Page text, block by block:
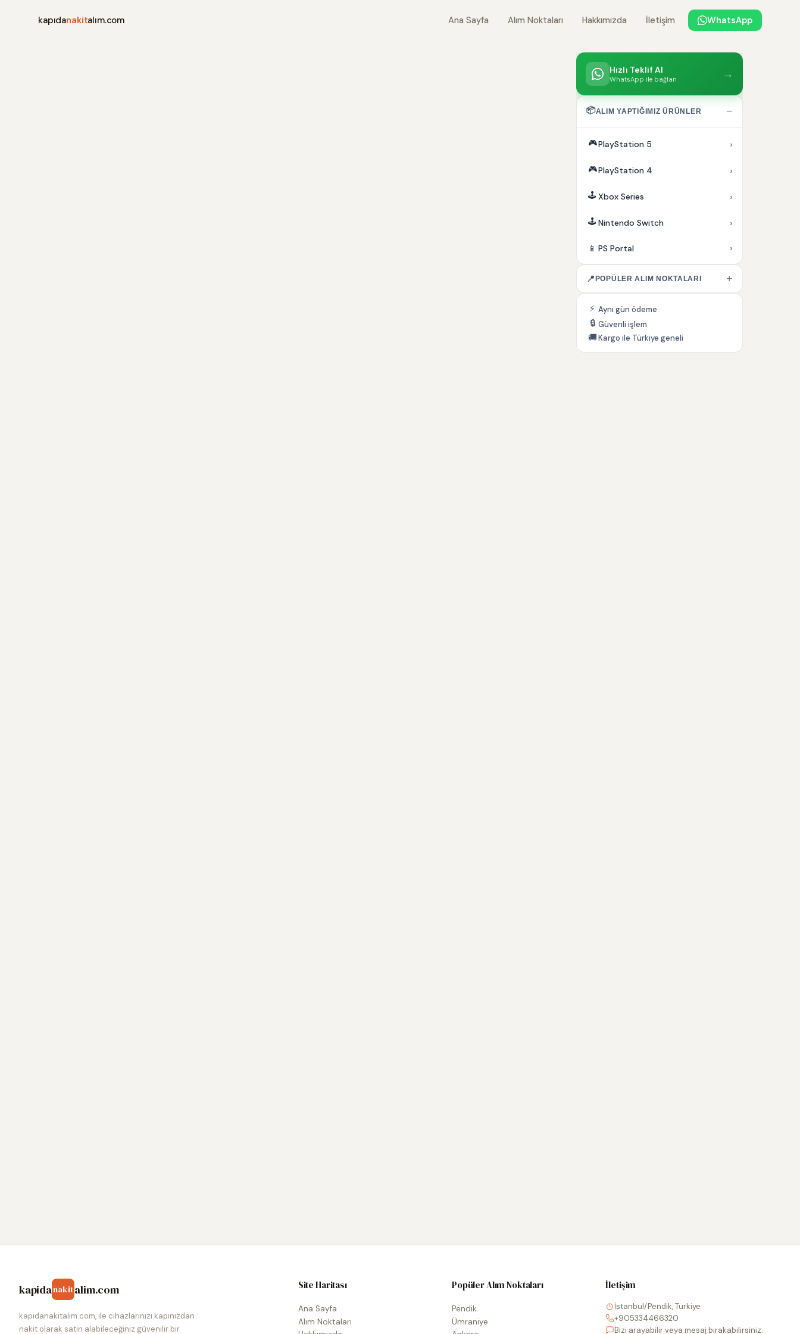
kapıdanakitalım.com Ana Sayfa Alım Noktaları Hakkımızda İletişim WhatsApp
Hızlı Teklif Al
WhatsApp ile bağlan →
📦ALIM YAPTIĞIMIZ ÜRÜNLER −
🎮PlayStation 5 ›
🎮PlayStation 4 ›
🕹️ Xbox Series ›
🕹️ Nintendo Switch ›
📱 PS Portal ›
📍 POPÜLER ALIM NOKTALARI +
⚡ Aynı gün ödeme
🔒 Güvenli işlem
🚚Kargo ile Türkiye geneli
kapidanakitalim.com
kapidanakitalim.com, ile cihazlarınızı kapınızdan
nakit olarak satın alabileceğiniz güvenilir bir
Site Haritası
Ana Sayfa
Alım Noktaları
Popüler Alım Noktaları
Pendik
Ümraniye
İletişim
İstanbul/Pendik, Türkiye
+905334466320
Bizi arayabilir veya mesaj bırakabilirsiniz.